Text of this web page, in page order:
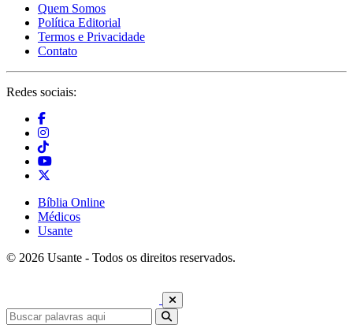
Quem Somos
Política Editorial
Termos e Privacidade
Contato
Redes sociais:
Bíblia Online
Médicos
Usante
© 2026 Usante - Todos os direitos reservados.